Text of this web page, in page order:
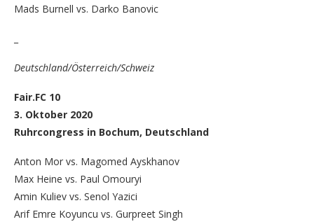
Mads Burnell vs. Darko Banovic
Deutschland/Österreich/Schweiz
Fair.FC 10
3. Oktober 2020
Ruhrcongress in Bochum, Deutschland
Anton Mor vs. Magomed Ayskhanov
Max Heine vs. Paul Omouryi
Amin Kuliev vs. Senol Yazici
Arif Emre Koyuncu vs. Gurpreet Singh